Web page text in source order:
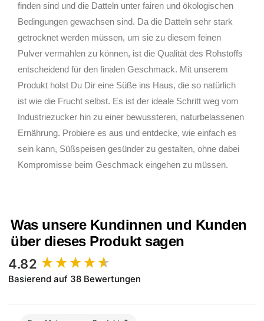
finden sind und die Datteln unter fairen und ökologischen
Bedingungen gewachsen sind. Da die Datteln sehr stark
getrocknet werden müssen, um sie zu diesem feinen
Pulver vermahlen zu können, ist die Qualität des Rohstoffs
entscheidend für den finalen Geschmack. Mit unserem
Produkt holst Du Dir eine Süße ins Haus, die so natürlich
ist wie die Frucht selbst. Es ist der ideale Schritt weg vom
Industriezucker hin zu einer bewussteren, naturbelassenen
Ernährung. Probiere es aus und entdecke, wie einfach es
sein kann, Süßspeisen gesünder zu gestalten, ohne dabei
Kompromisse beim Geschmack eingehen zu müssen.
Was unsere Kundinnen und Kunden
über dieses Produkt sagen
4.82
Basierend auf 38 Bewertungen
New content loaded